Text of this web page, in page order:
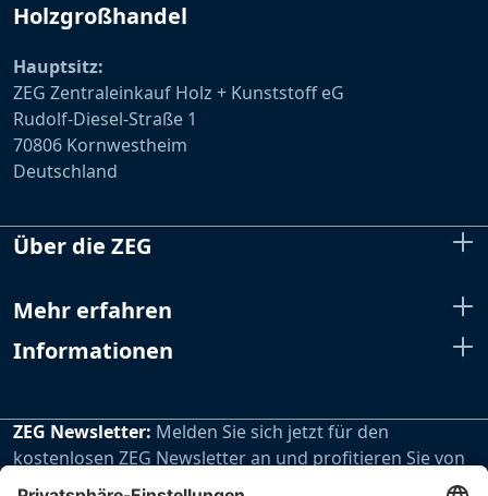
Holzgroßhandel
Hauptsitz:
ZEG Zentraleinkauf Holz + Kunststoff eG
Rudolf-Diesel-Straße 1
70806 Kornwestheim
Deutschland
Über die ZEG
Mehr erfahren
Informationen
ZEG Newsletter: Melden Sie sich jetzt für den
kostenlosen ZEG Newsletter an und profitieren Sie von
den extra Vorteilen unseres regelmäßig erscheinenden